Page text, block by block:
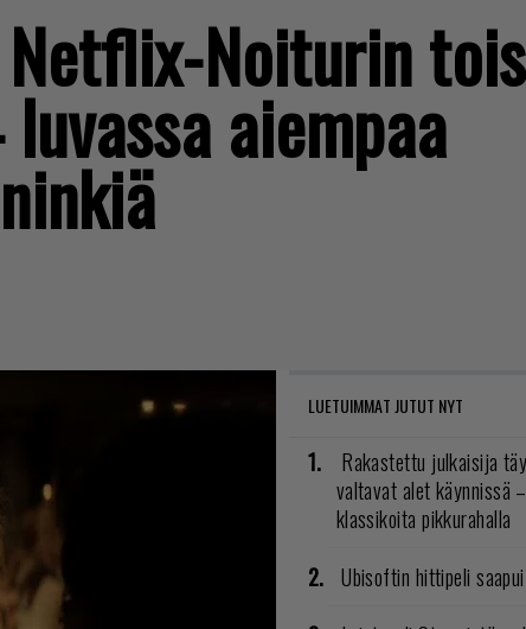
Noiturin
aiempaa
LUETUIMMAT JUTUT NYT
Rakastettu julkaisija
valtavat alet käynnissä
klassikoita pikkurahalla
Ubisoftin hittipeli